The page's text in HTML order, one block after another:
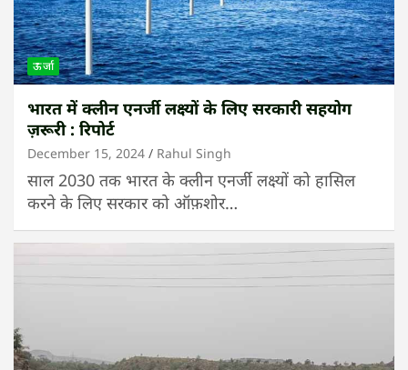
ऊर्जा
भारत में क्लीन एनर्जी लक्ष्यों के लिए सरकारी सहयोग
ज़रूरी : रिपोर्ट
December 15, 2024 Rahul Singh
साल 2030 तक भारत के क्लीन एनर्जी लक्ष्यों को हासिल
करने के लिए सरकार को ऑफ़शोर…